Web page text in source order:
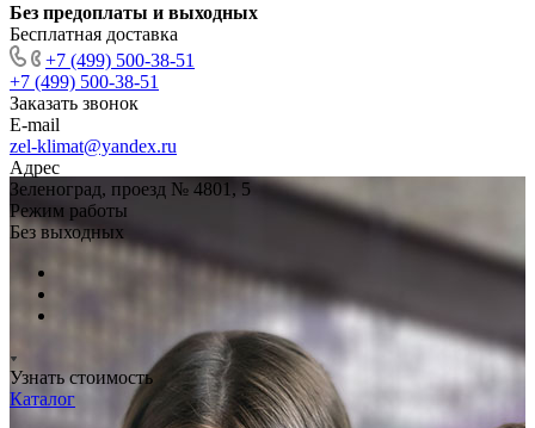
Без предоплаты и выходных
Бесплатная доставка
+7 (499) 500-38-51
+7 (499) 500-38-51
Заказать звонок
E-mail
zel-klimat@yandex.ru
Адрес
Зеленоград, проезд № 4801, 5
Режим работы
Без выходных
Узнать стоимость
Каталог